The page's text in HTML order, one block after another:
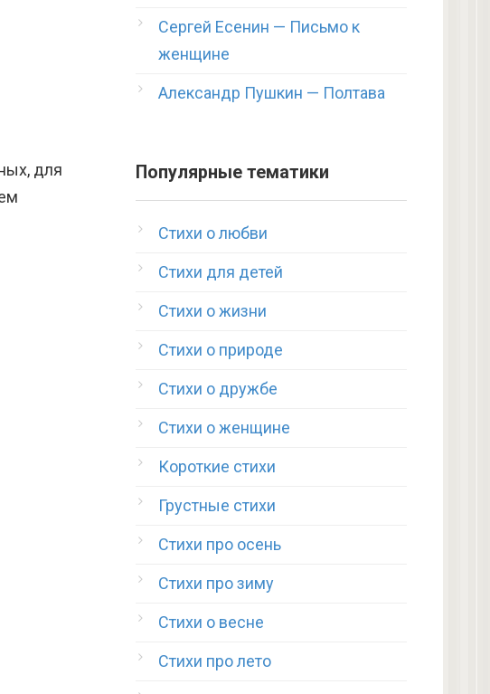
для
Сергей Есенин — Письмо к
женщине
Александр Пушкин — Полтава
Популярные тематики
Стихи о любви
Стихи для детей
Стихи о жизни
Стихи о природе
Стихи о дружбе
Стихи о женщине
Короткие стихи
Грустные стихи
Стихи про осень
Стихи про зиму
Стихи о весне
Стихи про лето